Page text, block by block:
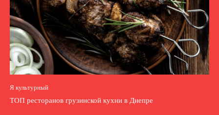
Я культурный
ТОП ресторанов грузинской кухни в Днепре